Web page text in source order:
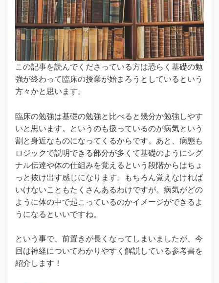
この記事を読んでくださっている方は恐らく基礎の勉
強が終わって臨床の授業が始まろうとしているという
方々かと思います。
臨床の勉強は基礎の勉強と比べると幾分か勉強しやす
いと思います。というのも扱っているのが病気という
割と身近なものになってくるからです。あと、病態も
ロジックで説明できる部分が多くて基礎のようにシグ
ナル伝達や体の仕組みを覚えるという段階からはちょ
っと抜け出す感じになります。もちろん覚えなければ
いけないこともたくさんあるわけですが。病気がどの
ように体の中で起こっているのかイメージができるよ
うになるといいですね。
という事で、前置きが長くなってしまいましたが、今
回は神経についてわかりやすく解説している参考書を
紹介します！